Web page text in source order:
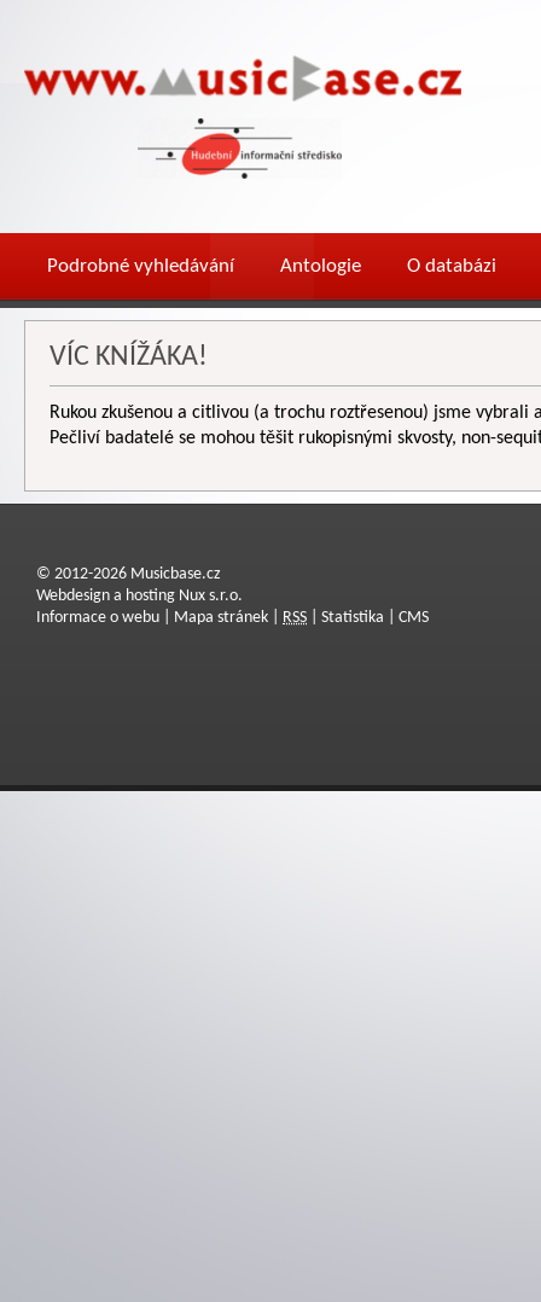
Podrobné vyhledávání Antologie O databázi
VÍC KNÍŽÁKA!
Rukou zkušenou a citlivou (a trochu roztřesenou) jsme
Pečliví badatelé se mohou těšit rukopisnými skvosty, non-
© 2012-2026 Musicbase.cz
Webdesign a hosting Nux s.r.o.
Informace o webu
Mapa stránek RSS Statistika CMS